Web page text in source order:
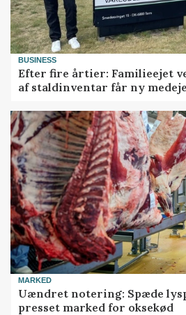
BUSINESS
Efter fire årtier: Familieejet
af staldinventar får ny
MARKED
Uændret notering: Spæde
presset marked for oksekød